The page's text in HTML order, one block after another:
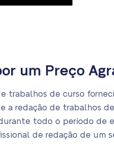
um Preço
trabalhos de curso
a redação de trabalhos
todo o período de
de redação de um